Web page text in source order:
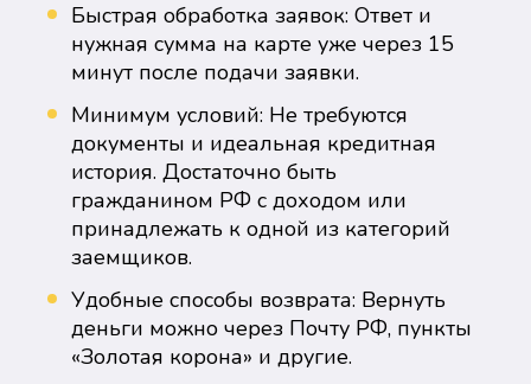
Быстрая обработка заявок: Ответ и
нужная сумма на карте уже через 15
минут после подачи заявки.
Минимум условий: Не требуются
документы и идеальная кредитная
история. Достаточно быть
гражданином РФ с доходом или
принадлежать к одной из категорий
заемщиков.
Удобные способы возврата: Вернуть
деньги можно через Почту РФ, пункты
«Золотая корона» и другие.